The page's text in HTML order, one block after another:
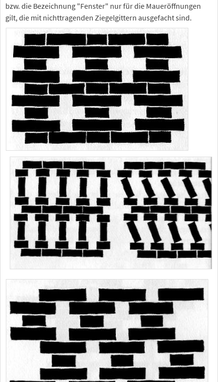
bzw. die Bezeichnung "Fenster" nur für die Maueröffnungen
gilt, die mit nichttragenden Ziegelgittern ausgefacht sind.